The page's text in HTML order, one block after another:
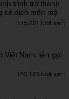
trình trở thành
xê dịch mến mộ
175,221 lượt xem
Việt Nam: tên gọi
163,143 lượt xem